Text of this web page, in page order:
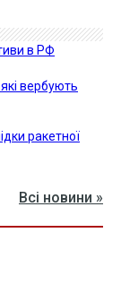
в РФ
вербують
ракетної
Всі новини »